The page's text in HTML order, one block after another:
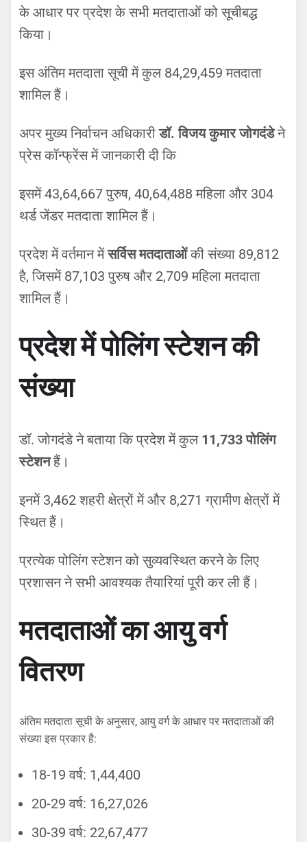
के आधार पर प्रदेश के सभी मतदाताओं को सूचीबद्ध
किया।
इस अंतिम मतदाता सूची में कुल 84,29,459 मतदाता
शामिल हैं।
अपर मुख्य निर्वाचन अधिकारीडॉ. विजय कुमार जोगदंडेने
प्रेस कॉन्फ्रेंस में जानकारी दी कि
इसमें 43,64,667 पुरुष, 40,64,488 महिला और 304
थर्ड जेंडर मतदाता शामिल हैं।
प्रदेश में वर्तमान मेंसर्विस मतदाताओंकी संख्या 89,812
है, जिसमें 87,103 पुरुष और 2,709 महिला मतदाता
शामिल हैं।
प्रदेश में पोलिंग स्टेशन की
संख्या
डॉ. जोगदंडे ने बताया कि प्रदेश में कुल 11,733 पोलिंग
स्टेशनहैं।
इनमें 3,462 शहरी क्षेत्रों में और 8,271 ग्रामीण क्षेत्रों में
स्थित हैं।
प्रत्येक पोलिंग स्टेशन को सुव्यवस्थित करने के लिए
प्रशासन ने सभी आवश्यक तैयारियां पूरी कर ली हैं।
मतदाताओं का आयु वर्ग
वितरण
अंतिम मतदाता सूची के अनुसार, आयु वर्ग के आधार पर मतदाताओं की
संख्या इस प्रकार है:
18-19 वर्ष: 1,44,400
20-29 वर्ष: 16,27,026
30-39 वर्ष: 22,67,477